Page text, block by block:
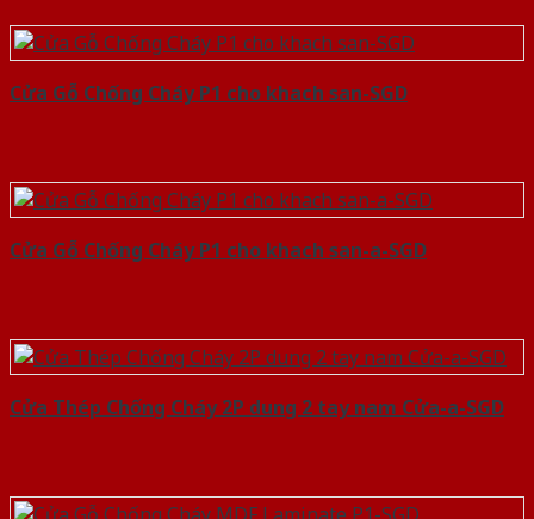
Cửa Gỗ Chống Cháy P1 cho khach san-SGD
Cửa Gỗ Chống Cháy P1 cho khach san-a-SGD
Cửa Thép Chống Cháy 2P dung 2 tay nam Cửa-a-SGD